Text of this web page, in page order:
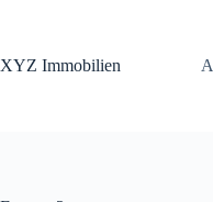
XYZ Immobilien